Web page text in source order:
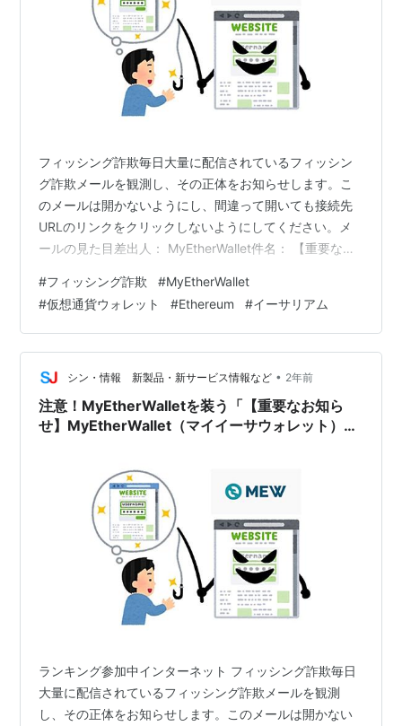
フィッシング詐欺毎日大量に配信されているフィッシン
グ詐欺メールを観測し、その正体をお知らせします。こ
のメールは開かないようにし、間違って開いても接続先
URLのリンクをクリックしないようにしてください。メ
ールの見た目差出人： MyEtherWallet件名： 【重要なお
ルの正体メールの送信元： Taizhou, Jiangsu, China
（China Telecom） China Telecom （中国のプロバイダ
ー）のネットワークに接続された江蘇省泰州市の端末か
ら発信されています。URLの接続先： United States …
#フィッシング詐欺 #MyEtherWallet
#仮想通貨ウォレット #Ethereum #イーサリアム
シン・情報 新製品・新サービス情報など • 2年前
注意！MyEtherWalletを装う「【重要なお知ら
せ】MyEtherWallet（マイイーサウォレット）ご
ランキング参加中インターネット フィッシング詐欺毎日
大量に配信されているフィッシング詐欺メールを観測
し、その正体をお知らせします。このメールは開かない